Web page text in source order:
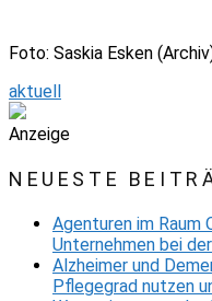
Foto: Saskia Esken
aktuell
Anzeige
NEUESTE
Agenturen im Raum
Unternehmen bei
Alzheimer und
Pflegegrad nutzen